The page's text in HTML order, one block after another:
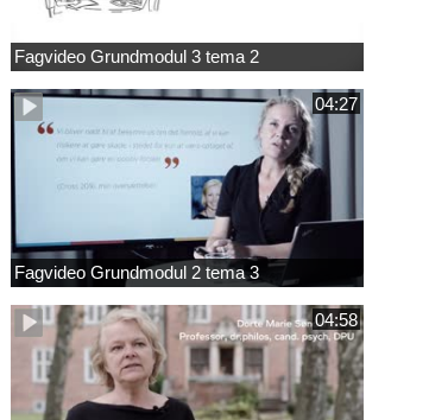
Fagvideo Grundmodul 3 tema 2
04:27
Fagvideo Grundmodul 2 tema 3
04:58